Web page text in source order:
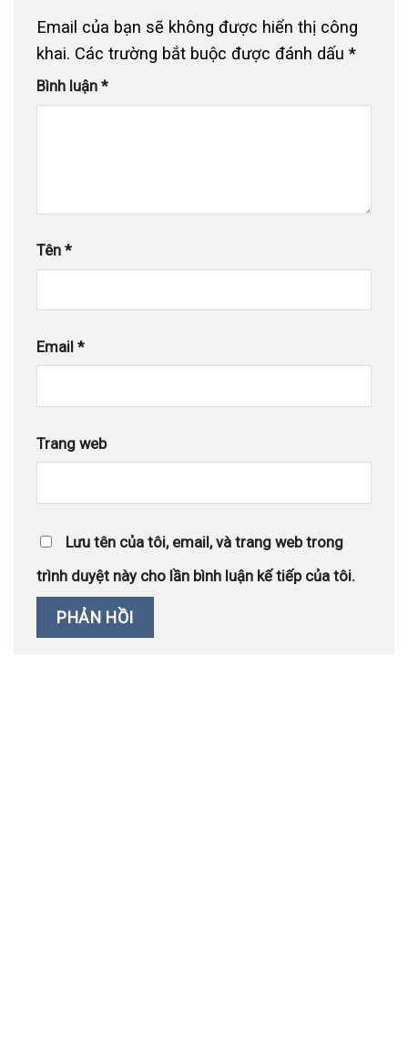
Email của bạn sẽ không được hiển thị công
khai. Các trường bắt buộc được đánh dấu *
Bình luận *
Tên *
Email *
Trang web
Lưu tên của tôi, email, và trang web trong
trình duyệt này cho lần bình luận kế tiếp của tôi.